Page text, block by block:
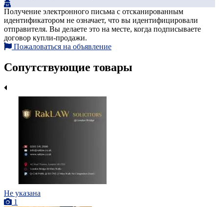
Получение электронного письма с отсканированным
идентификатором не означает, что вы идентифицировали
отправителя. Вы делаете это на месте, когда подписываете
договор купли-продажи.
Пожаловаться на объявление
Сопутствующие товары
Не указана
1